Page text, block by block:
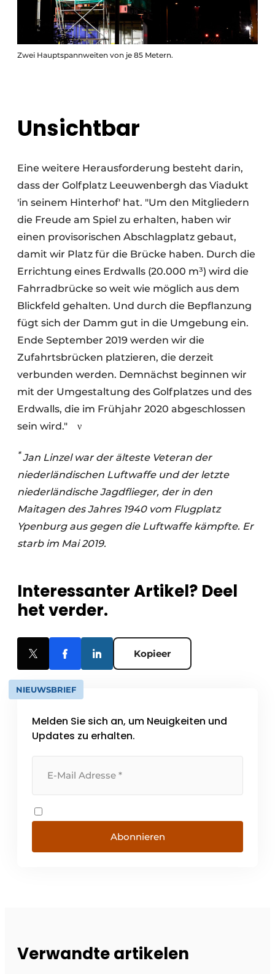
Zwei Hauptspannweiten von je 85 Metern.
Unsichtbar
Eine weitere Herausforderung besteht darin,
dass der Golfplatz Leeuwenbergh das Viadukt
'in seinem Hinterhof' hat. "Um den Mitgliedern
die Freude am Spiel zu erhalten, haben wir
einen provisorischen Abschlagplatz gebaut,
damit wir Platz für die Brücke haben. Durch die
Errichtung eines Erdwalls (20.000 m³) wird die
Fahrradbrücke so weit wie möglich aus dem
Blickfeld gehalten. Und durch die Bepflanzung
fügt sich der Damm gut in die Umgebung ein.
Ende September 2019 werden wir die
Zufahrtsbrücken platzieren, die derzeit
verbunden werden. Demnächst beginnen wir
mit der Umgestaltung des Golfplatzes und des
Erdwalls, die im Frühjahr 2020 abgeschlossen
sein wird."
ν
*Jan Linzel war der älteste Veteran der
niederländischen Luftwaffe und der letzte
niederländische Jagdflieger, der in den
Maitagen des Jahres 1940 vom Flugplatz
Ypenburg aus gegen die Luftwaffe kämpfte. Er
starb im Mai 2019.
Interessanter Artikel? Deel
het verder.
Kopieer
NIEUWSBRIEF
Melden Sie sich an, um Neuigkeiten und
Updates zu erhalten.
Abonnieren
Verwandte artikelen